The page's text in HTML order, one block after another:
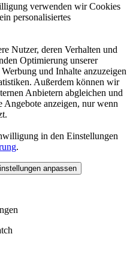
verwenden wir Cookies
personalisiertes
Nutzer, deren Verhalten und
Optimierung unserer
und Inhalte anzuzeigen
Außerdem können wir
Anbietern abgleichen und
Angebote anzeigen, nur wenn
in den Einstellungen
.
anpassen